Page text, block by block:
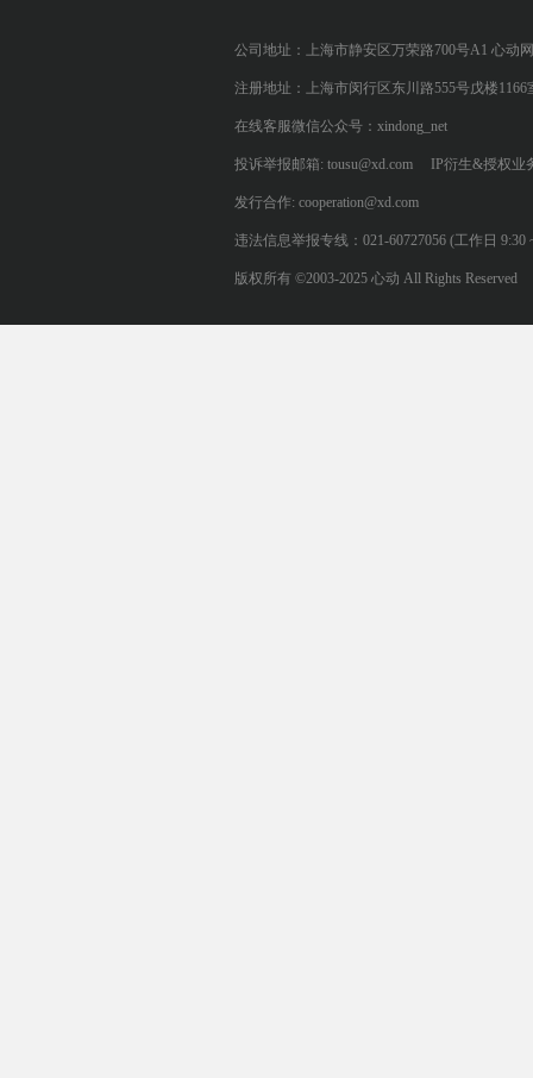
公司地址：上海市静安区万荣路700号A1 心动
注册地址：上海市闵行区东川路555号戊楼1166
在线客服微信公众号：xindong_net
投诉举报邮箱: tousu@xd.com IP衍生&授权业
发行合作: cooperation@xd.com
违法信息举报专线：021-60727056 (工作日 9:30
版权所有 ©2003-2025 心动 All Rights Reserved